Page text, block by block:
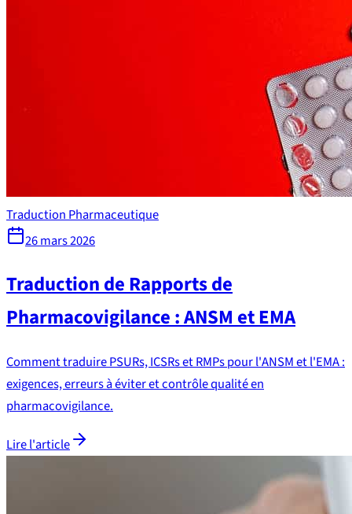
Traduction Pharmaceutique
26 mars 2026
Traduction de Rapports de
Pharmacovigilance : ANSM et EMA
Comment traduire PSURs, ICSRs et RMPs pour l'ANSM et l'EMA :
exigences, erreurs à éviter et contrôle qualité en
pharmacovigilance.
Lire l'article